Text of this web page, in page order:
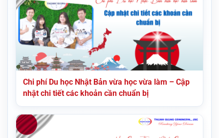
Chi phí Du học Nhật Bản vừa học vừa làm – Cập
nhật chi tiết các khoản cần chuẩn bị